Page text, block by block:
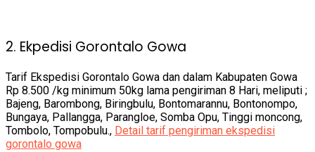
2. Ekpedisi Gorontalo Gowa
Tarif Ekspedisi Gorontalo Gowa dan dalam Kabupaten Gowa
Rp 8.500 /kg minimum 50kg lama pengiriman 8 Hari, meliputi ;
Bajeng, Barombong, Biringbulu, Bontomarannu, Bontonompo,
Bungaya, Pallangga, Parangloe, Somba Opu, Tinggi moncong,
Tombolo, Tompobulu., Detail tarif pengiriman ekspedisi
gorontalo gowa